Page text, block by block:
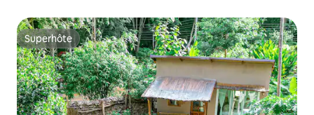
Superhôte
Superhôte